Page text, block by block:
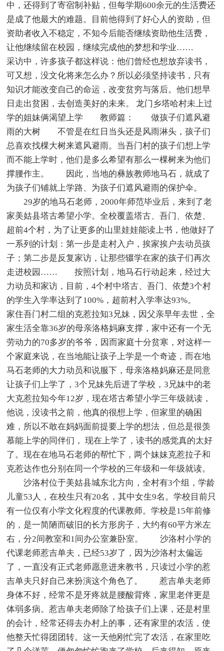
中，还得到了寄宿制补贴，但每学期600余元的生活费还
是成了他最大的难题。目前他得到了好心人的资助，但
资助者收入不稳定，不知今后能否继续资助他生活费，
让他继续留在校园，继续完成他的梦想和学业……
采访中，许多孩子都这样说：他们曾经也想放弃读书，
可又想，没文化将来怎么办？所以必须坚持读书，只有
知识才能改变自己的命运，改变贫穷与落后。他们想早
日走出贫困，去创造美好的未来。 龙门乡塔哈村未上过
学的姐妹俩渴望上学 教师篇： 做孩子们遮风避
雨的大树 不管是在红日当头还是风雨淋头，孩子们
总喜欢找棵大树来遮风避雨。当吾门村的孩子们想上学
而不能上学时，他们是多么希望有那么一棵树来为他们
撑腰作主。 因此，当地的彝族教师地马石，就成了
为孩子们铺就上学路、为孩子们遮风避雨的保护伞。
29岁的地马石老师，2000年师范毕业后，来到了老
家美姑县塔古希望小学。全校覆盖塔古、吾门、依楚、
超前4个村，为了让更多的山里娃娃能读上书，他做好了
一系列的计划：第一步是走村入户，挨家挨户去动员孩
子；第二步是反复家访，让那些辍学在家的孩子们再次
走进校园…… 按照计划，地马石行动起来，经过大
力动员和家访，目前，4个村中塔古、吾门、依楚3个村
的学生入学率达到了100%，超前村入学率达93%。
家住吾门村二组的克惹拉知3兄妹，因父亲早年去世，全
家生活全靠36岁的母亲洛格妈麻支撑，家中还有一个无
劳动力的70多岁的爷爷，因而家庭十分贫寒，对这样一
个家庭来说，在当地能让孩子上学是一个奇迹，而在地
马石老师的大力动员和说服下，母亲洛格妈麻还是同意
让孩子们上学了，3个兄妹先后进了学校，3兄妹中的老
大克惹拉知今年12岁，现在塔古希望小学三年级就读，
他说，没读书之前，他真的很想上学，但家里的确困
难，所以不敢在妈妈面前提要上学的想法，但总是很羡
慕能上学的同伴们， 现在上学了，读书的感觉真的太好
了。现在在地马石老师的帮忙下，两个妹妹克惹拉子和
克惹达作也分别在同一个学校的三年级和一年级就读。
沙洛村位于美姑县城东北方向，全村有3个组，学龄
儿童53人，在校生只有20名，其中女生9名。学校目前只
有一位仅有小学文化程度的代课教师。学校是15年前修
的，是一简陋而破旧的长方形房子，大约有60平方米左
右，分2间教室和1间办公室兼卧室。 沙洛村小学的
代课老师惹吉单夫，已经53岁了，因为沙洛村太偏远
了，一直没有正式老师愿意进来教书，只读过小学的惹
吉单夫只好自己来扮演这个角色了。 惹吉单夫老师
身体不好，经常不是牙疼就是腰酸背疼，家里老伴更是
体弱多病。惹吉单夫老师除了给孩子们上课，还是村里
的会计，经常还得去办村上的事，还有家里的农活，使
他整天忙得团团转。这一天他刚忙完了农活，在家里吃